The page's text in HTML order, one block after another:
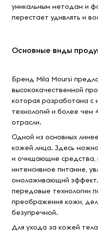
уникальным методам и
перестает удивлять и
Основные виды
Бренд Mila Moursi
высококачественной
которая разработана с
технологий и более чем
отрасли.
Одной из основных
кожей лица. Здесь
и очищающие средства,
интенсивное питание,
омолаживающий эффект.
передовые технологии
преображения кожи,
безупречной.
Для ухода за кожей